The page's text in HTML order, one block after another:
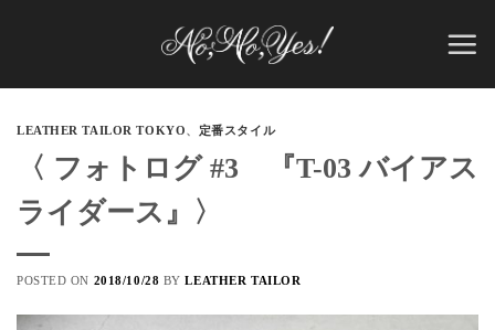
LEATHER TAILOR TOKYO、 定番スタイル
〈 フォトログ #3 『T-03 バイアス
ライダース』〉
POSTED ON 2018/10/28 BYLEATHER TAILOR